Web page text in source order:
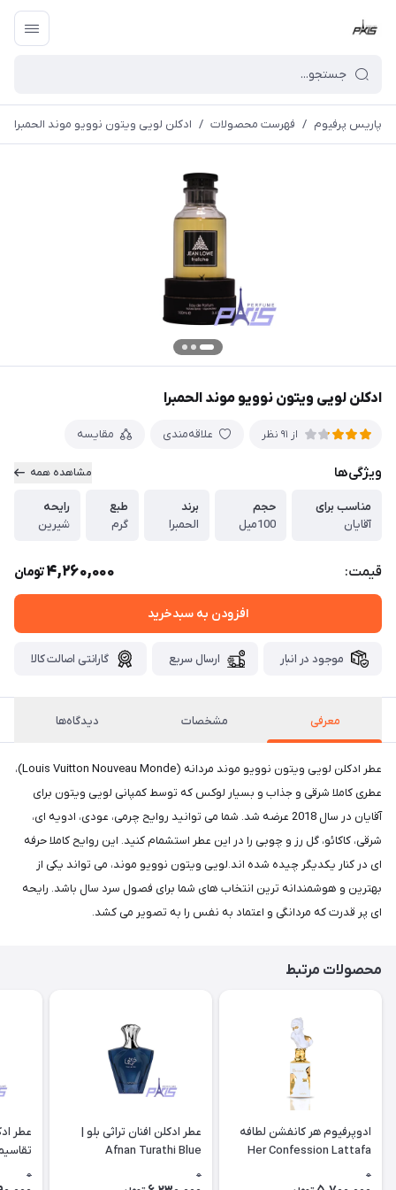
پاریس پرفیوم / فهرست محصولات / ادکلن لویی ویتون نوویو موند الحمبرا
ادکلن لویی ویتون نوویو موند الحمبرا
از 91 نظر علاقه‌مندی مقایسه
ویژگی‌ها مشاهده همه
مناسب برای
آقایان
حجم
100میل
برند
الحمبرا
طبع
گرم
رایحه
شیرین
قیمت: 4,260,000تومان
افزودن به سبدخرید
موجود در انبار ارسال سریع گارانتی اصالت کالا
معرفی مشخصات دیدگاه‌ها
عطر ادکلن لویی ویتون نوویو موند مردانه (Louis Vuitton Nouveau Monde)،
عطری کاملا شرقی و جذاب و بسیار لوکس که توسط کمپانی لویی ویتون برای
آقایان در سال 2018 عرضه شد. شما می توانید روایح چرمی، عودی، ادویه ای،
شرقی، کاکائو، گل رز و چوبی را در این عطر استشمام کنید. این روایح کاملا حرفه
ای در کنار یکدیگر چیده شده اند.لویی ویتون نوویو موند، می تواند یکی از
بهترین و هوشمندانه ترین انتخاب های شما برای فصول سرد سال باشد. رایحه
ای پر قدرت که مردانگی و اعتماد به نفس را به تصویر می کشد.
محصولات مرتبط
ادوپرفیوم هر کانفشن لطافه
Her Confession Lattafa
0
عطر ادکلن افنان تراثی بلو |
Afnan Turathi Blue
0
عطر
0